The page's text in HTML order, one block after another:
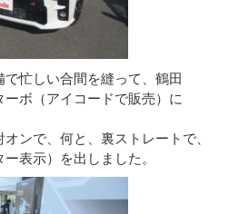
忙しい合間を縫って、鶴田
ボ（アイコードで販売）に
ンで、何と、裏ストレートで、
表示）を出しました。